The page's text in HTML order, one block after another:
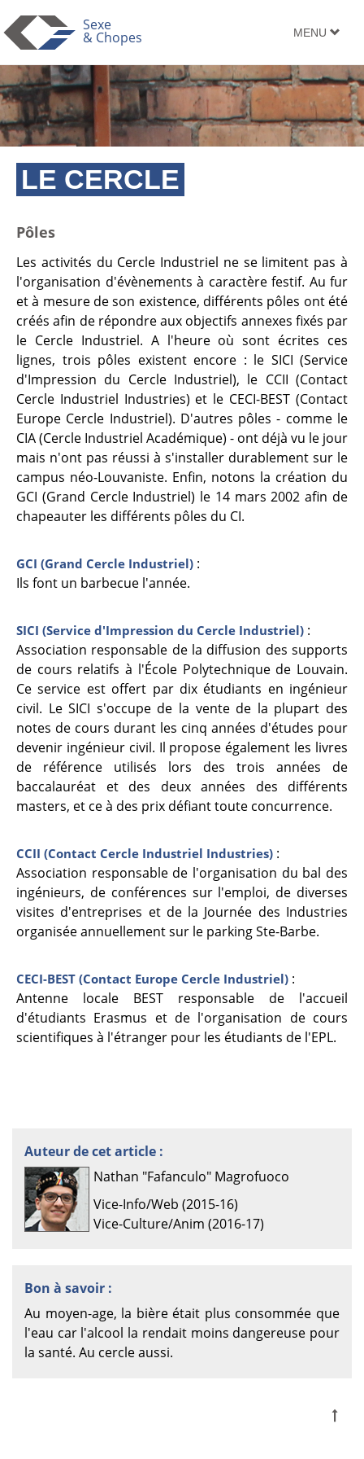
Sexe
& Chopes
TOGGLE
MENU
LE CERCLE
Pôles
Les activités du Cercle Industriel ne se limitent pas à
l'organisation d'évènements à caractère festif. Au fur
et à mesure de son existence, différents pôles ont été
créés afin de répondre aux objectifs annexes fixés par
le Cercle Industriel. A l'heure où sont écrites ces
lignes, trois pôles existent encore : le SICI (Service
d'Impression du Cercle Industriel), le CCII (Contact
Cercle Industriel Industries) et le CECI-BEST (Contact
Europe Cercle Industriel). D'autres pôles - comme le
CIA (Cercle Industriel Académique) - ont déjà vu le jour
mais n'ont pas réussi à s'installer durablement sur le
campus néo-Louvaniste. Enfin, notons la création du
GCI (Grand Cercle Industriel) le 14 mars 2002 afin de
chapeauter les différents pôles du CI.
GCI (Grand Cercle Industriel) :
Ils font un barbecue l'année.
SICI (Service d'Impression du Cercle Industriel) :
Association responsable de la diffusion des supports
de cours relatifs à l'École Polytechnique de Louvain.
Ce service est offert par dix étudiants en ingénieur
civil. Le SICI s'occupe de la vente de la plupart des
notes de cours durant les cinq années d'études pour
devenir ingénieur civil. Il propose également les livres
de référence utilisés lors des trois années de
baccalauréat et des deux années des différents
masters, et ce à des prix défiant toute concurrence.
CCII (Contact Cercle Industriel Industries) :
Association responsable de l'organisation du bal des
ingénieurs, de conférences sur l'emploi, de diverses
visites d'entreprises et de la Journée des Industries
organisée annuellement sur le parking Ste-Barbe.
CECI-BEST (Contact Europe Cercle Industriel) :
Antenne locale BEST responsable de l'accueil
d'étudiants Erasmus et de l'organisation de cours
scientifiques à l'étranger pour les étudiants de l'EPL.
Auteur de cet article :
Nathan "Fafanculo" Magrofuoco
Vice-Info/Web (2015-16)
Vice-Culture/Anim (2016-17)
Bon à savoir :
Au moyen-age, la bière était plus consommée que
l'eau car l'alcool la rendait moins dangereuse pour
la santé. Au cercle aussi.